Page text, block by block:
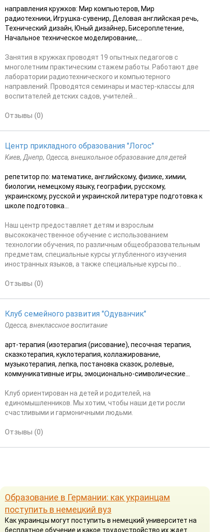
направления кружков: Мир компьютеров, Мир
радиотехники, Игрушка-сувенир, Деловая английская речь,
Технический дизайн, Юный дизайнер, Бисероплетение,
Начальное техническое моделирование,...
Занятия в кружках проводят 19 опытных педагогов с
многолетним практическим стажем работы. Работают две
лаборатории радиотехнического и компьютерного
направлений. Проводятся семинары и мастер-классы для
воспитателей детских садов, учителей...
Отзывы (0)
Центр прикладного образования "Логос"
Киев, Днепр, Одесса, внешкольное образование для детей
репетитор по: математике, английскому, физике, химии,
биологии, немецкому языку, географии, русскому,
украинскому, русской и украинской литературе подготовка к
школе подготовка...
Наш центр предоставляет детям и взрослым
высококачественное обучение с использованием
технологии обучения, по различным общеобразовательным
предметам, специальные курсы углубленного изучения
иностранных языков, а также специальные курсы по...
Отзывы (0)
Клуб семейного развития "Одуванчик"
Одесса, внеклассное воспитание
арт-терапия (изотерапия (рисование), песочная терапия,
сказкотерапия, куклотерапия, коллажирование,
музыкотерапия, лепка, постановка сказок, ролевые,
коммуникативные игры, эмоционально-символические...
Клуб ориентирован на детей и родителей, на
единомышленников. Мы хотим, чтобы наши дети росли
счастливыми и гармоничными людьми.
Отзывы (0)
Образование в Германии: как украинцам
поступить в немецкий вуз
Как украинцы могут поступить в немецкий университет на
бесплатное обучение и какое трудоустройство их ждет